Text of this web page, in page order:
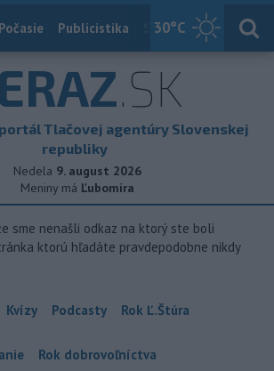
30°C
Počasie Publicistika Slovensko
.SK
Tlačovej agentúry Slovenskej
republiky
Nedela 9. august 2026
Meniny má Ľubomíra
sme nenašli odkaz na ktorý ste boli
ktorú hľadáte pravdepodobne nikdy
Kvízy Podcasty Rok Ľ.Štúra
Rok dobrovoľníctva